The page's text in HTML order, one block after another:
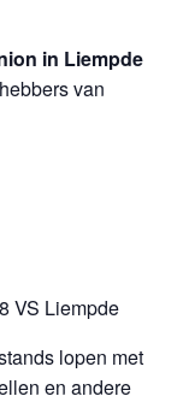
in Liempde
van
VS Liempde
lopen met
en andere